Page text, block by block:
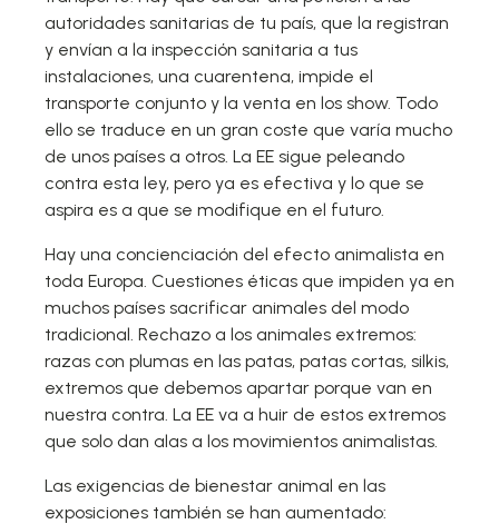
autoridades sanitarias de tu país, que la registran
y envían a la inspección sanitaria a tus
instalaciones, una cuarentena, impide el
transporte conjunto y la venta en los show. Todo
ello se traduce en un gran coste que varía mucho
de unos países a otros. La EE sigue peleando
contra esta ley, pero ya es efectiva y lo que se
aspira es a que se modifique en el futuro.
Hay una concienciación del efecto animalista en
toda Europa. Cuestiones éticas que impiden ya en
muchos países sacrificar animales del modo
tradicional. Rechazo a los animales extremos:
razas con plumas en las patas, patas cortas, silkis,
extremos que debemos apartar porque van en
nuestra contra. La EE va a huir de estos extremos
que solo dan alas a los movimientos animalistas.
Las exigencias de bienestar animal en las
exposiciones también se han aumentado: